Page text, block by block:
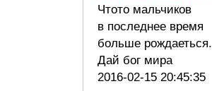
Чтото мальчиков
в последнее время
больше рождаеться.
Дай бог мира
2016-02-15 20:45:35